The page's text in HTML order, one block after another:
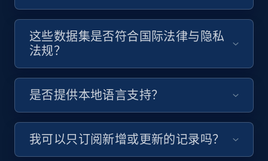
这些数据集是否符合国际法律与隐私
法规？
是否提供本地语言支持？
我可以只订阅新增或更新的记录吗？